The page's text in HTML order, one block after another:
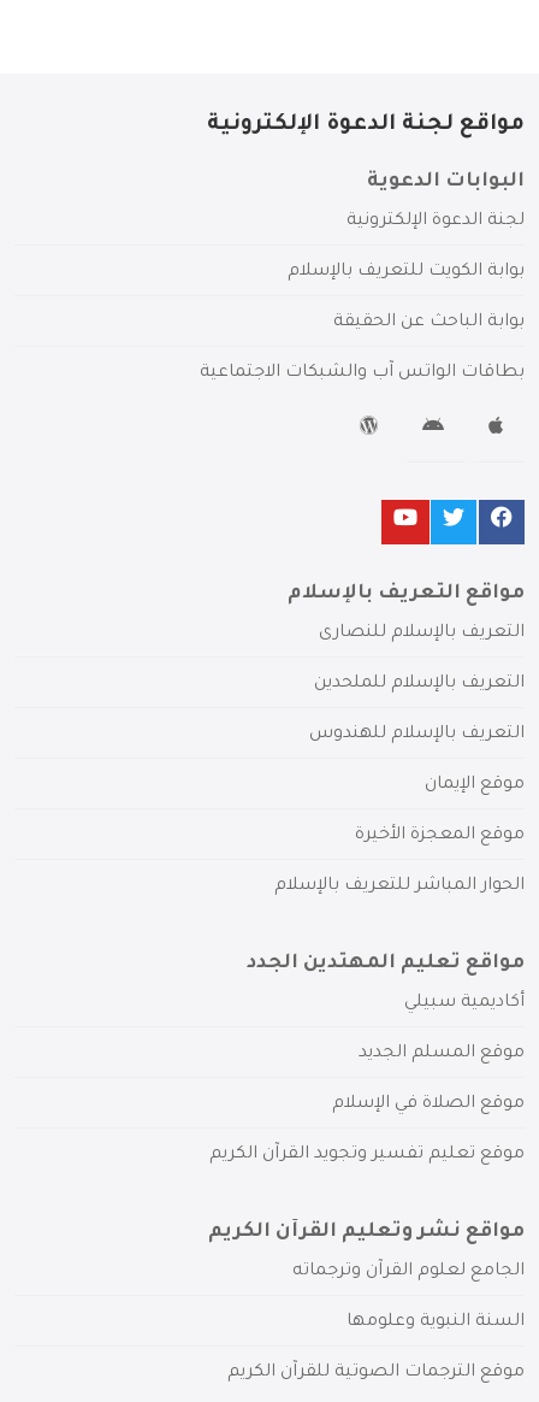
مواقع لجنة الدعوة الإلكترونية
البوابات الدعوية
لجنة الدعوة الإلكترونية
بوابة الكويت للتعريف بالإسلام
بوابة الباحث عن الحقيقة
بطاقات الواتس آب والشبكات الاجتماعية
مواقع التعريف بالإسلام
التعريف بالإسلام للنصارى
التعريف بالإسلام للملحدين
التعريف بالإسلام للهندوس
موقع الإيمان
موقع المعجزة الأخيرة
الحوار المباشر للتعريف بالإسلام
مواقع تعليم المهتدين الجدد
أكاديمية سبيلي
موقع المسلم الجديد
موقع الصلاة في الإسلام
موقع تعليم تفسير وتجويد القرآن الكريم
مواقع نشر وتعليم القرآن الكريم
الجامع لعلوم القرآن وترجماته
السنة النبوية وعلومها
موقع الترجمات الصوتية للقرآن الكريم